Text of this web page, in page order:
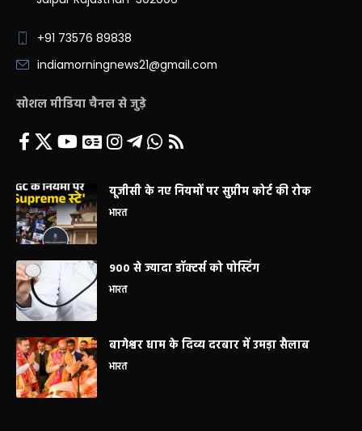
+91 73576 89838
indiamorningnews21@gmail.com
सोशल मीडिया चैनल से जुड़े
यूजीसी के नए नियमों पर सुप्रीम कोर्ट की रोक
भारत
900 से ज्यादा डॉक्टर्स को पोस्टिंग
भारत
बागेश्वर धाम के दिव्य दरबार में उमड़ा सैलाब
भारत